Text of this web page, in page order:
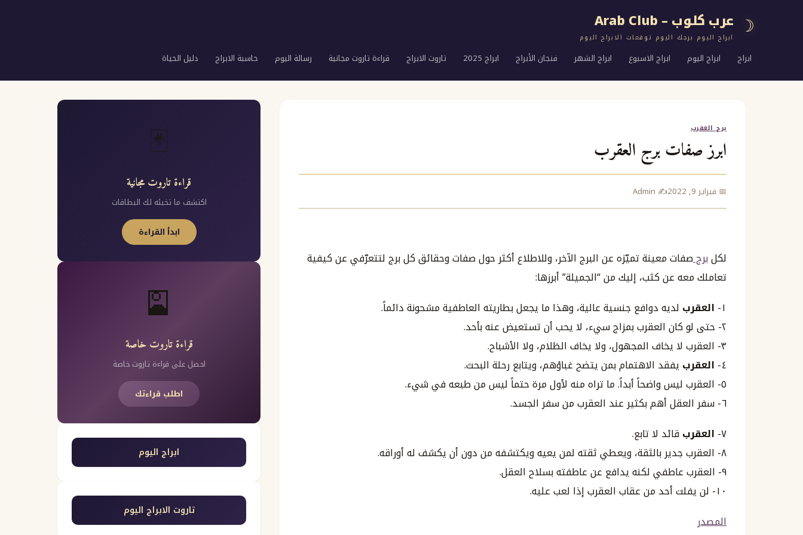
☽ عرب كلوب – Arab Club
ابراج اليوم برجك اليوم توقعات الابراج اليوم
ابراج ابراج اليوم ابراج الاسبوع ابراج الشهر فنجان الأبراج ابراج 2025 تاروت الابراج قراءة تاروت مجانية رسالة اليوم حاسبة الابراج دليل الحياة
برج العقرب
ابرز صفات برج العقرب
📅 فبراير 9, 2022 ✍️ Admin
لكلبرجصفات معينة تميّزه عن البرج الآخر، وللاطلاع أكثر حول صفات وحقائق كل برج لتتعرّفي عن كيفية
تعاملك معه عن كثب، إليك من “الجميلة” أبرزها:
١- العقرب لديه دوافع جنسية عالية، وهذا ما يجعل بطاريته العاطفية مشحونة دائماً.
٢- حتى لو كان العقرب بمزاج سيء، لا يحب أن تستعيض عنه بأحد.
٣- العقرب لا يخاف المجهول، ولا يخاف الظلام، ولا الأشباح.
٤- العقرب يفقد الاهتمام بمن يتضح غباؤهم، ويتابع رحلة البحث.
٥- العقرب ليس واضحاً أبداً. ما تراه منه لأول مرة حتماً ليس من طبعه في شيء.
٦- سفر العقل أهم بكثير عند العقرب من سفر الجسد.
٧- العقرب قائد لا تابع.
٨- العقرب جدير بالثقة، ويعطي ثقته لمن يعيه ويكتشفه من دون أن يكشف له أوراقه.
٩- العقرب عاطفي لكنه يدافع عن عاطفته بسلاح العقل.
١٠- لن يفلت أحد من عقاب العقرب إذا لعب عليه.
المصدر
🃏
قراءة تاروت مجانية
اكتشف ما تخبئه لك البطاقات
ابدأ القراءة
🎴
قراءة تاروت خاصة
احصل على قراءة تاروت خاصة
اطلب قراءتك
ابراج اليوم
تاروت الابراج اليوم